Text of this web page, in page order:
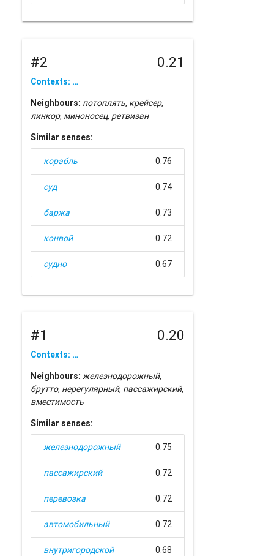
#2 0.21
Contexts: …
Neighbours: потоплять, крейсер,
линкор, миноносец, ретвизан
Similar senses:
корабль 0.76
суд 0.74
баржа 0.73
конвой 0.72
судно 0.67
#1 0.20
Contexts: …
Neighbours: железнодорожный,
брутто, нерегулярный, пассажирский,
вместимость
Similar senses:
железнодорожный 0.75
пассажирский 0.72
перевозка 0.72
автомобильный 0.72
внутригородской 0.68